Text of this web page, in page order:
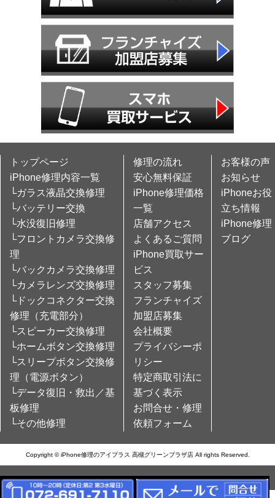
トップページ
iPhone修理内容一覧
└ガラス液晶交換修理
└バッテリー交換
└水没復旧修理
└フロントカメラ交換修
理
└バックカメラ交換修理
└カメラレンズ交換修理
└ドックコネクター交換
修理（充電部分）
└スピーカー交換修理
└ホームボタン交換修理
└スリープボタン交換修
理（電源ボタン）
└データ復旧・救出／基
板修理
└その他修理
修理の流れ
安心無料保証
iPhone修理価格
一覧
店舗アクセス
よくあるご質問
iPhone買取サー
ビス
スタッフ募集
フランチャイズ
加盟店募集
会社概要
プライバシーポ
リシー
特定商取引法に
基づく表示
お問合せ・修理
依頼フォーム
お客様の声
お知らせ
iPhoneお役
立ち情報
iPhone修理
ブログ
Copyright © iPhone修理のアイプラス 高槻グリーンプラザ店 All rights Reserved.